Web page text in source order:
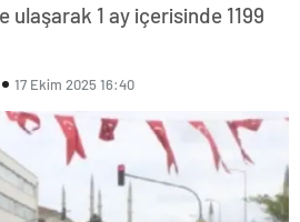
ulaşarak 1 ay içerisinde 1199
17 Ekim 2025 16:40